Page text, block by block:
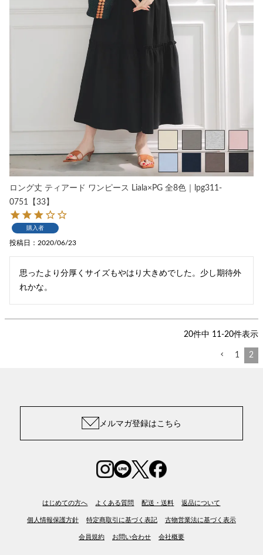
ロング丈 ティアード ワンピース Liala×PG 全8色｜lpg311-
0751【33】
購入者
投稿日 2020/06/23
思ったより分厚くサイズもやはり大きめでした。少し期待外
れかな。
20件中 11-20件表示
1 2
メルマガ登録はこちら
はじめての方へ よくある質問 配送・送料 返品について
個人情報保護方針 特定商取引に基づく表記 古物営業法に基づく表示
会員規約 お問い合わせ 会社概要